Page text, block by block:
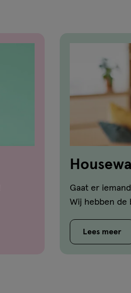
Gaat er
Wij hebben de
Lees meer